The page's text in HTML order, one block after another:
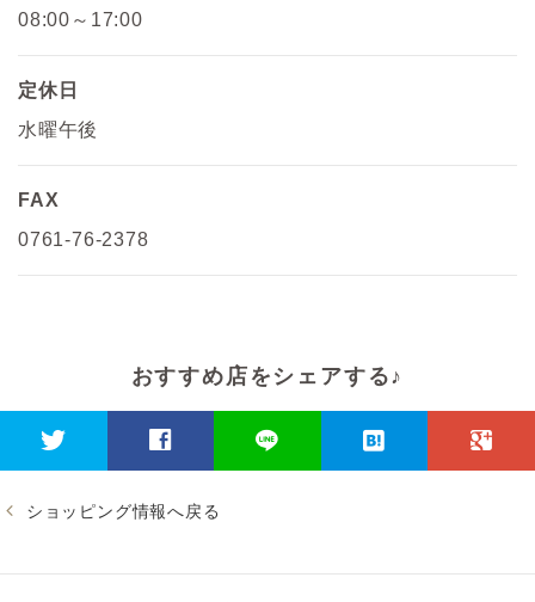
08:00～17:00
定休日
水曜午後
FAX
0761-76-2378
おすすめ店をシェアする♪
ショッピング情報へ戻る